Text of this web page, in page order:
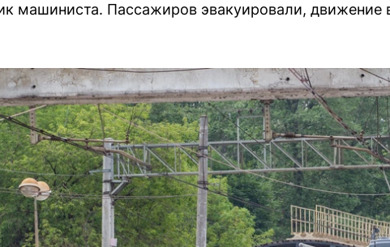
машиниста. Пассажиров эвакуировали, движение